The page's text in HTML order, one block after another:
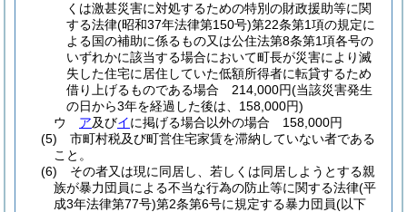
くは激甚災害に対処するための特別の財政援助等に関
する法律(昭和37年法律第150号)第22条第1項の規定に
よる国の補助に係るもの又は公住法第8条第1項各号の
いずれかに該当する場合において町長が災害により滅
失した住宅に居住していた低額所得者に転貸するため
借り上げるものである場合 214,000円(当該災害発生
の日から3年を経過した後は、158,000円)
ウ
ア及びイに掲げる場合以外の場合 158,000円
(5)
市町村税及び町営住宅家賃を滞納していない者である
こと。
(6)
その者又は現に同居し、若しくは同居しようとする親
族が暴力団員による不当な行為の防止等に関する法律(平
成3年法律第77号)第2条第6号に規定する暴力団員(以下